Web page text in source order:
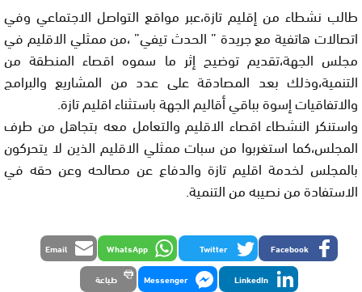
طالب نشطاء من إقليم تازة،عبر مواقع التواصل الاجتماعي وفي
اتصالات هاتفية مع جريدة ” الحدث تيفي” ،من ممثلي الاقليم في
مجلس الجهة،تقديم توضيح إثر ما سموه اقصاء المنطقة من
التنمية،وذلك بعد المصادقة على عدد من المشاريع والبرامج
والاتفاقيات إسوة بباقي أقاليم الجهة باستثناء اقليم تازة.
واستنكر النشطاء اقصاء الاقليم والتعامل معه بتجاهل من طرف
المجلس،كما استغربوا من سبات ممثلي الاقليم الذين لا يتحركون
بالمجلس لخدمة اقليم تازة والدفاع عن مصالحه وعن حقه في
الاستفادة من نصيبه من التنمية.
Facebook
Twitter
WhatsApp
Email
LinkedIn
Messenger طباعة